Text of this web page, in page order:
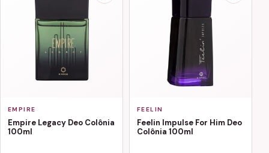
EMPIRE
Empire Legacy Deo Colônia
100ml
FEELIN
Feelin Impulse For Him Deo
Colônia 100ml